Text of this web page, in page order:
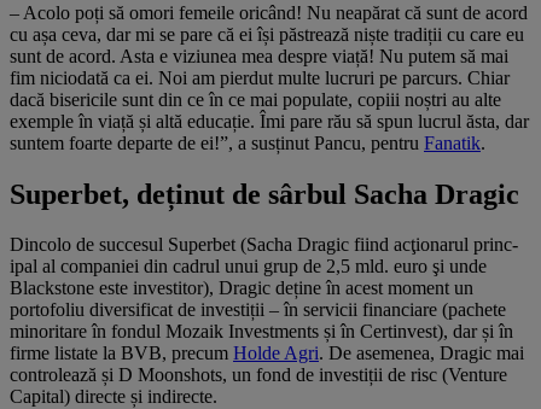
– Acolo poți să omori femeile oricând! Nu neapărat că sunt de acord
cu așa ceva, dar mi se pare că ei își păstrează niște tradiții cu care eu
sunt de acord. Asta e viziunea mea despre viață! Nu putem să mai
fim niciodată ca ei. Noi am pierdut multe lucruri pe parcurs. Chiar
dacă bisericile sunt din ce în ce mai populate, copiii noștri au alte
exemple în viață și altă educație. Îmi pare rău să spun lucrul ăsta, dar
suntem foarte departe de ei!”, a susținut Pancu, pentru Fanatik.
Superbet, deținut de sârbul Sacha Dragic
Dincolo de succesul Superbet (Sacha Dragic fiind acţionarul princ­
ipal al companiei din cadrul unui grup de 2,5 mld. euro şi unde
Blackstone este investitor), Dragic deține în acest moment un
portofoliu diversificat de investiții – în servicii financiare (pachete
minoritare în fondul Mozaik Investments și în Certinvest), dar și în
firme listate la BVB, precum Holde Agri. De asemenea, Dragic mai
controlează și D Moonshots, un fond de investiții de risc (Venture
Capital) directe și indirecte.